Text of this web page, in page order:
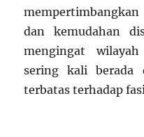
dan kemudahan
mengingat
sering kali berada
terbatas terhadap